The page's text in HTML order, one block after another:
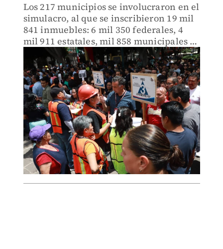
Los 217 municipios se involucraron en el
simulacro, al que se inscribieron 19 mil
841 inmuebles: 6 mil 350 federales, 4
mil 911 estatales, mil 858 municipales y
6 mil 722 particulares.